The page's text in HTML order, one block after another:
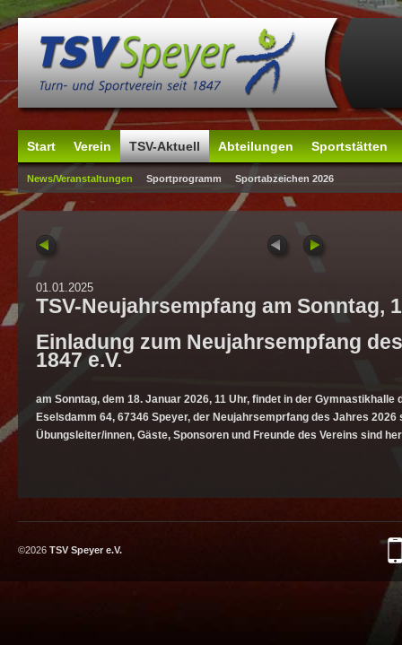
Start Verein TSV-Aktuell Abteilungen Sportstätten
News/Veranstaltungen Sportprogramm Sportabzeichen 2026
01.01.2025
TSV-Neujahrsempfang am Sonntag,
Einladung zum Neujahrsempfang
1847 e.V.
am Sonntag, dem 18. Januar 2026, 11 Uhr, findet in der Gymnastikhalle
Eselsdamm 64, 67346 Speyer, der Neujahrsemprfang des Jahres
Übungsleiter/innen, Gäste, Sponsoren und Freunde des Vereins sind
©2026 TSV Speyer e.V.